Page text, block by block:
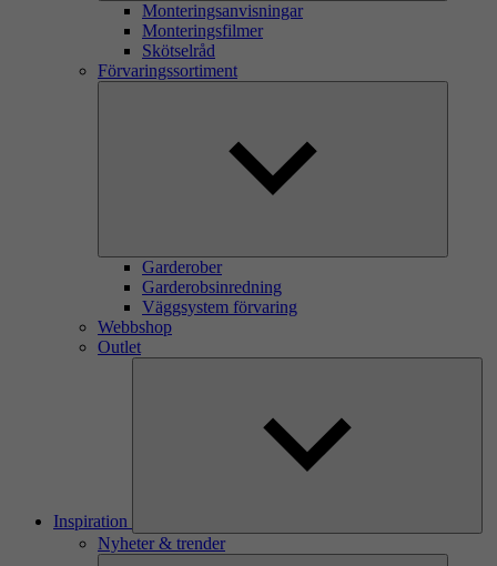
Monteringsanvisningar
Monteringsfilmer
Skötselråd
Förvaringssortiment
Garderober
Garderobsinredning
Väggsystem förvaring
Webbshop
Outlet
Inspiration
Nyheter & trender